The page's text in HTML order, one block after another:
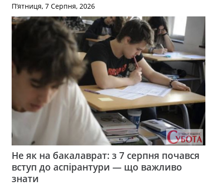
П’ятниця, 7 Серпня, 2026
Не як на бакалаврат: з 7 серпня почався
вступ до аспірантури — що важливо
знати